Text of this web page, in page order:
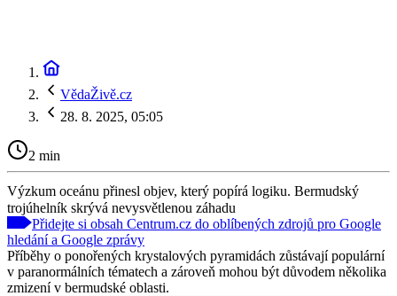
VědaŽivě.cz
28. 8. 2025, 05:05
2 min
Výzkum oceánu přinesl objev, který popírá logiku. Bermudský
trojúhelník skrývá nevysvětlenou záhadu
Přidejte si obsah Centrum.cz do oblíbených zdrojů pro Google
hledání a Google zprávy
Příběhy o ponořených krystalových pyramidách zůstávají populární
v paranormálních tématech a zároveň mohou být důvodem několika
zmizení v bermudské oblasti.